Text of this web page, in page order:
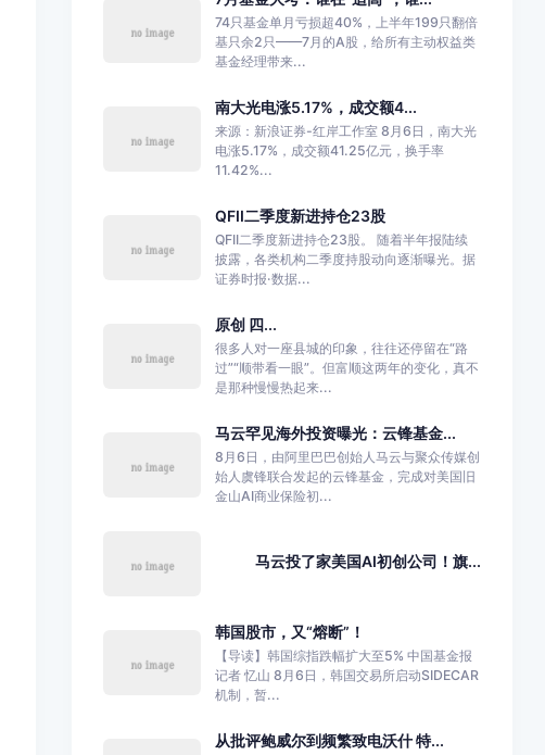
74只基金单月亏损超40%，上半年199只翻倍
基只余2只——7月的A股，给所有主动权益类
基金经理带来...
南大光电涨5.17%，成交额4...
来源：新浪证券-红岸工作室 8月6日，南大光
电涨5.17%，成交额41.25亿元，换手率
11.42%...
QFII二季度新进持仓23股
QFII二季度新进持仓23股。 随着半年报陆续
披露，各类机构二季度持股动向逐渐曝光。据
证券时报·数据...
原创 四...
很多人对一座县城的印象，往往还停留在“路
过”“顺带看一眼”。但富顺这两年的变化，真不
是那种慢慢热起来...
马云罕见海外投资曝光：云锋基金...
8月6日，由阿里巴巴创始人马云与聚众传媒创
始人虞锋联合发起的云锋基金，完成对美国旧
金山AI商业保险初...
马云投了家美国AI初创公司！旗...
韩国股市，又“熔断”！
【导读】韩国综指跌幅扩大至5% 中国基金报
记者 忆山 8月6日，韩国交易所启动SIDECAR
机制，暂...
从批评鲍威尔到频繁致电沃什 特...